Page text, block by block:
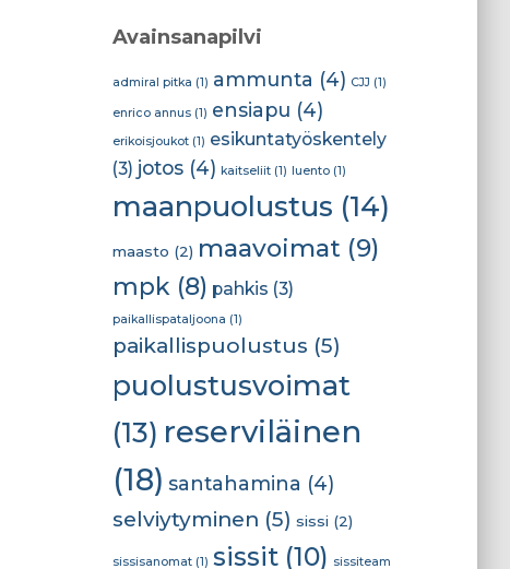
Avainsanapilvi
admiral pitka (1) ammunta (4) CJJ (1)
enrico annus(1) ensiapu (4)
erikoisjoukot(1) esikuntatyöskentely
(3) jotos(4) kaitseliit(1) luento(1)
maanpuolustus (14)
maasto (2) maavoimat (9)
mpk (8) pahkis (3)
paikallispataljoona (1)
paikallispuolustus (5)
puolustusvoimat
(13) reserviläinen
(18) santahamina (4)
selviytyminen (5) sissi (2)
sissisanomat(1) sissit(10) sissiteam